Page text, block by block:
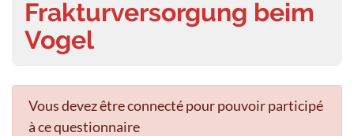
Frakturversorgung beim
Vogel
Vous devez être connecté pour pouvoir participé
à ce questionnaire